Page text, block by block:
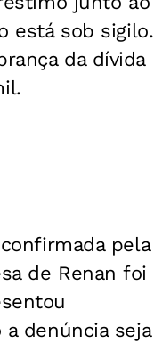
está sob sigilo.
da dívida
pela
de Renan foi
denúncia seja